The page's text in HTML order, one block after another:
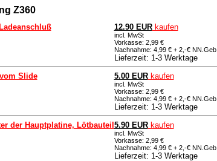
Z360
12.90 EURkaufen
incl. MwSt
Vorkasse: 2,99 €
Nachnahme: 4,99 € + 2,-€ NN.Geb.
Lieferzeit: 1-3 Werktage
Slide 5.00 EURkaufen
incl. MwSt
Vorkasse: 2,99 €
Nachnahme: 4,99 € + 2,-€ NN.Geb.
Lieferzeit: 1-3 Werktage
der Hauptplatine, Lötbauteil5.90 EURkaufen
incl. MwSt
Vorkasse: 2,99 €
Nachnahme: 4,99 € + 2,-€ NN.Geb.
Lieferzeit: 1-3 Werktage